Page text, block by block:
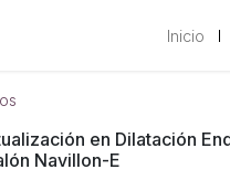
Inicio
en Dilatación
Navillon-E